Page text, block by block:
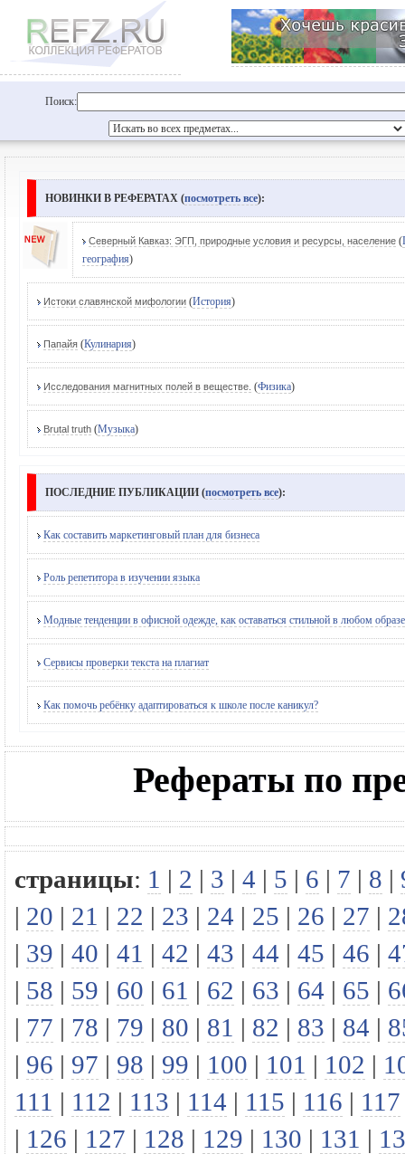
Поиск:
НОВИНКИ В РЕФЕРАТАХ (посмотреть все):
Северный Кавказ: ЭГП, природные условия и ресурсы, население (
география)
Истоки славянской мифологии (История)
Папайя (Кулинария)
Исследования магнитных полей в веществе. (Физика)
Brutal truth (Музыка)
ПОСЛЕДНИЕ ПУБЛИКАЦИИ (посмотреть все):
Как составить маркетинговый план для бизнеса
Роль репетитора в изучении языка
Модные тенденции в офисной одежде, как оставаться стильной в любом образе
Сервисы проверки текста на плагиат
Как помочь ребёнку адаптироваться к школе после каникул?
Рефераты по
страницы: 1 | 2 | 3 | 4 | 5 | 6 | 7 | 8 |
| 20 | 21 | 22 | 23 | 24 | 25 | 26 | 27 |
| 39 | 40 | 41 | 42 | 43 | 44 | 45 | 46 |
| 58 | 59 | 60 | 61 | 62 | 63 | 64 | 65 |
| 77 | 78 | 79 | 80 | 81 | 82 | 83 | 84 |
| 96 | 97 | 98 | 99 | 100 | 101 | 102 |
111 | 112 | 113 | 114 | 115 | 116 | 117
| 126 | 127 | 128 | 129 | 130 | 131 |